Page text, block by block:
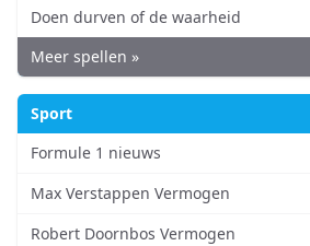
Doen durven of de waarheid
Meer spellen »
Sport
Formule 1 nieuws
Max Verstappen Vermogen
Robert Doornbos Vermogen